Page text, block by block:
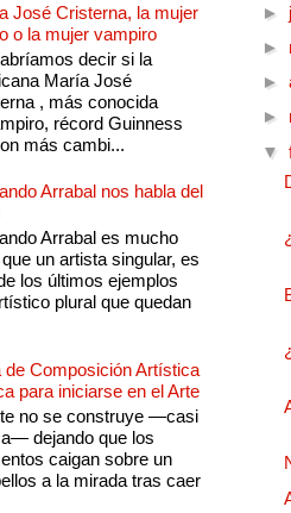
José Cristerna, la mujer
o la mujer vampiro
decir si la
María José
, más conocida
récord Guinness
más cambi...
Arrabal nos habla del
Arrabal es mucho
un artista singular, es
los últimos ejemplos
plural que quedan
de Composición Artística
para iniciarse en el Arte
no se construye —casi
dejando que los
caigan sobre un
a la mirada tras caer
►
►
►
►
▼